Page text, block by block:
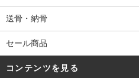
送骨・納骨
セール商品
コンテンツを見る